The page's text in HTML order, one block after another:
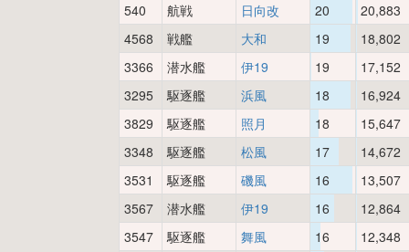
540
航戦 日向改 20
20,883
4568
戦艦 大和 19
18,802
3366
潜水艦 伊19 19
17,152
3295
駆逐艦 浜風 18
16,924
3829
駆逐艦 照月 18
15,647
3348
駆逐艦 松風 17
14,672
3531
駆逐艦 磯風 16
13,507
3567
潜水艦 伊19 16
12,864
3547
駆逐艦 舞風 16
12,348